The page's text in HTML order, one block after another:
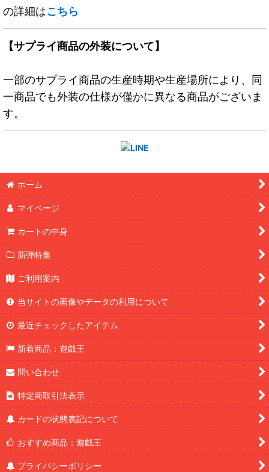
の詳細はこちら
【サプライ商品の外装について】
一部のサプライ商品の生産時期や生産場所により、同
一商品でも外装の仕様が僅かに異なる商品がございま
す。
ホーム
マイページ
カートの中身
新弾特集
ご利用案内
当サイトの画像やデータの利用について
最近チェックしたアイテム
新着商品：遊戯王
問い合わせ
特定商取引法表示
カードの状態表記について
おすすめ商品：遊戯王
プライバシーポリシー